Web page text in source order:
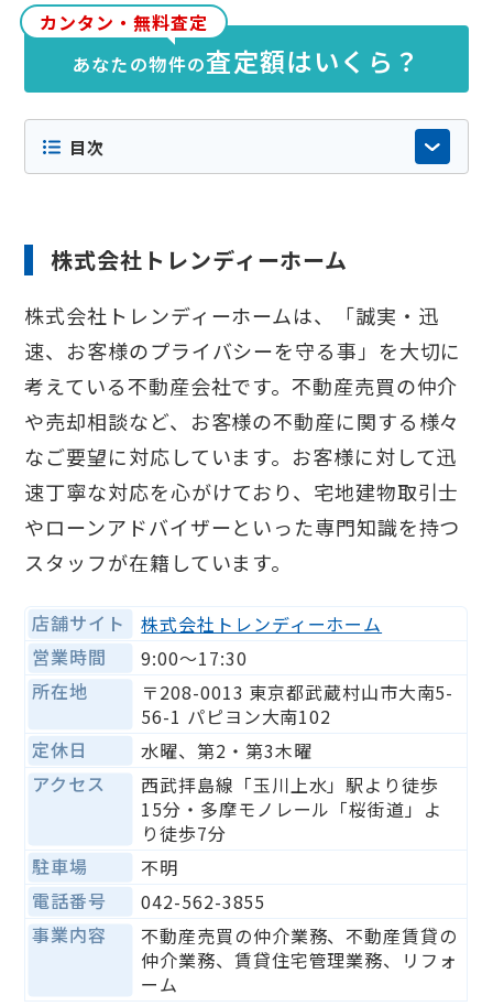
各社の公式サイトや公開情報、実際の検索結
果等をもとに当社が独自に調査・編集したも
のです。特定の企業からの依頼や広告掲載に
よるものではなく掲載順にも意図的な優劣は
ございません。内容の正確性や最新性には十
分配慮しておりますが店舗情報やサービス内
ください。
カンタン・無料査定
あなたの物件の査定額はいくら？
目次
株式会社トレンディーホーム
株式会社トレンディーホームは、「誠実・迅
速、お客様のプライバシーを守る事」を大切に
考えている不動産会社です。不動産売買の仲介
や売却相談など、お客様の不動産に関する様々
なご要望に対応しています。お客様に対して迅
速丁寧な対応を心がけており、宅地建物取引士
やローンアドバイザーといった専門知識を持つ
スタッフが在籍しています。
店舗サイト
株式会社トレンディーホーム
営業時間
9:00〜17:30
所在地
〒208-0013 東京都武蔵村山市大南5-
56-1 パピヨン大南102
定休日
水曜、第2・第3木曜
アクセス
西武拝島線「玉川上水」駅より徒歩
15分・多摩モノレール「桜街道」よ
り徒歩7分
駐車場
不明
電話番号
042-562-3855
事業内容
不動産売買の仲介業務、不動産賃貸の
仲介業務、賃貸住宅管理業務、リフォ
ーム